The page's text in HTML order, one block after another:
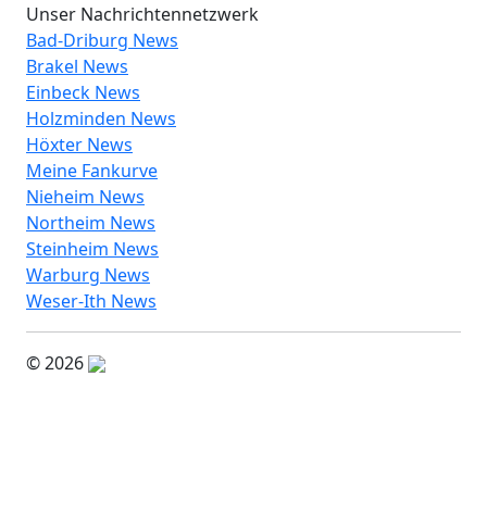
Unser Nachrichtennetzwerk
Bad-Driburg News
Brakel News
Einbeck News
Holzminden News
Höxter News
Meine Fankurve
Nieheim News
Northeim News
Steinheim News
Warburg News
Weser-Ith News
© 2026